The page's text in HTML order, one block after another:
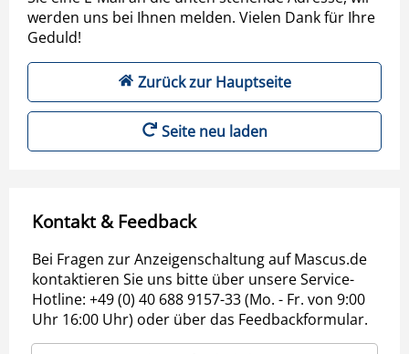
werden uns bei Ihnen melden. Vielen Dank für Ihre
Geduld!
Zurück zur Hauptseite
Seite neu laden
Kontakt & Feedback
Bei Fragen zur Anzeigenschaltung auf Mascus.de
kontaktieren Sie uns bitte über unsere Service-
Hotline: +49 (0) 40 688 9157-33 (Mo. - Fr. von 9:00
Uhr 16:00 Uhr) oder über das Feedbackformular.